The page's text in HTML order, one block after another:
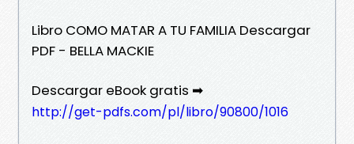
Libro COMO MATAR A TU FAMILIA Descargar
PDF - BELLA MACKIE
Descargar eBook gratis ➡
http://get-pdfs.com/pl/libro/90800/1016